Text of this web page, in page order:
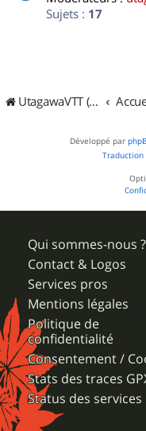
Sujets : 17
UtagawaVTT (Randos VTT et VTTAE avec traces GPS)
Développé par
Traduction
Qui sommes-nous ?
Contact & Logos
Services pros
Mentions légales
Politique de
confidentialité
Consentement /
Stats des traces
Status des services